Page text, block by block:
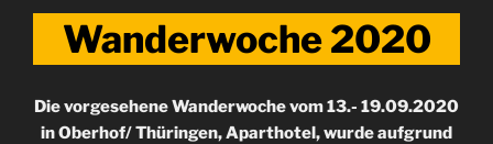
Wanderwoche 2020
Die vorgesehene Wanderwoche vom 13.- 19.09.2020
in Oberhof/ Thüringen, Aparthotel, wurde aufgrund